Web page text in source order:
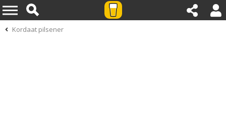
Kordaat pilsener